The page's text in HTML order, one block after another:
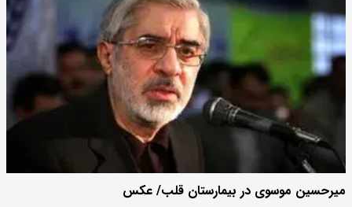
میرحسین موسوی در بیمارستان قلب/ عکس